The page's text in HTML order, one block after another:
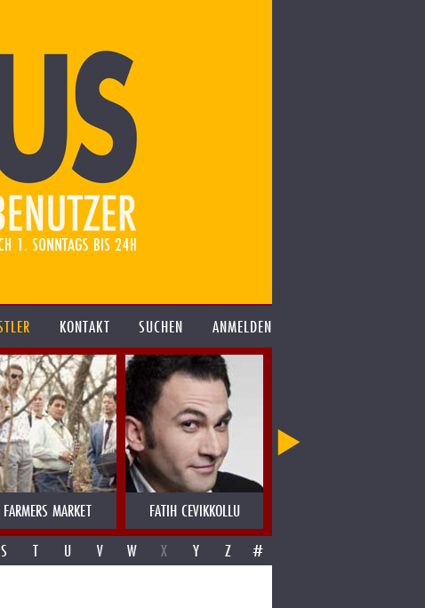
KONTAKT SUCHEN ANMELDEN
FARMERS MARKET FATIH CEVIKKOLLU
S T U V W X Y Z #